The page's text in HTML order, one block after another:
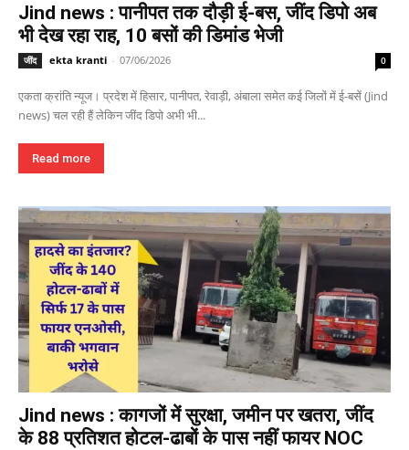
Jind news : पानीपत तक दौड़ी ई-बस, जींद डिपो अब
भी देख रहा राह, 10 बसों की डिमांड भेजी
जींद ekta kranti - 07/06/2026 0
एकता क्रांति न्यूज। प्रदेश में हिसार, पानीपत, रेवाड़ी, अंबाला समेत कई जिलों में ई-बसें (Jind
news) चल रही हैं लेकिन जींद डिपो अभी भी...
Read more
Jind news : कागजों में सुरक्षा, जमीन पर खतरा, जींद
के 88 प्रतिशत होटल-ढाबों के पास नहीं फायर NOC